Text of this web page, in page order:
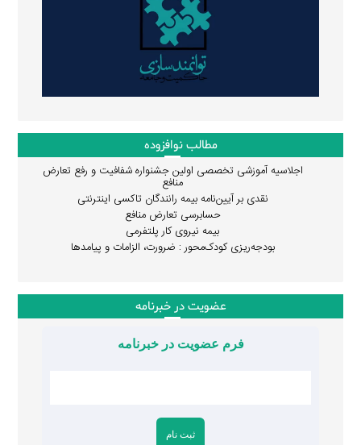
مطالب نوافزوده
اجلاسیه آموزشی تخصصی اولین جشنواره شفافیت و رفع تعارض
منافع
نقدی بر آیین‌نامه بیمه رانندگان تاکسی اینترنتی
حسابرسی تعارض منافع
بیمه نیروی کار پلتفرمی
بودجه‌ریزی کودک‌محور : ضرورت، الزامات و پیامدها
عضویت در خبرنامه
فرم عضویت در خبرنامه